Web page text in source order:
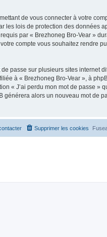
de vous connecter à votre
les lois de protection des données
par « Brezhoneg Bro-Vear »
compte vous souhaitez rendre
passe sur plusieurs sites internet
à « Brezhoneg Bro-Vear », à
« J’ai perdu mon mot de passe »
générera alors un nouveau mot de
Supprimer les cookies